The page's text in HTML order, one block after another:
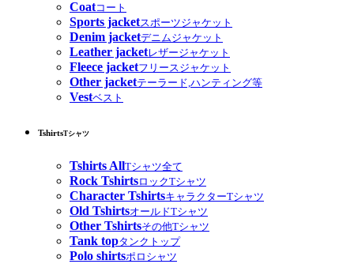
Coatコート
Sports jacketスポーツジャケット
Denim jacketデニムジャケット
Leather jacketレザージャケット
Fleece jacketフリースジャケット
Other jacketテーラード,ハンティング等
Vestベスト
TshirtsTシャツ
Tshirts AllTシャツ全て
Rock TshirtsロックTシャツ
Character TshirtsキャラクターTシャツ
Old TshirtsオールドTシャツ
Other Tshirtsその他Tシャツ
Tank topタンクトップ
Polo shirtsポロシャツ